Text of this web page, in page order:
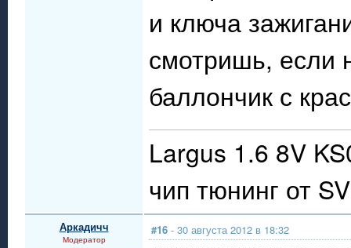
и ключа
смотришь, если
баллончик с
Largus 1.6 8V
чип тюнинг от
Аркадичч
Модератор
#16 - 30 августа 2012 в 18:32